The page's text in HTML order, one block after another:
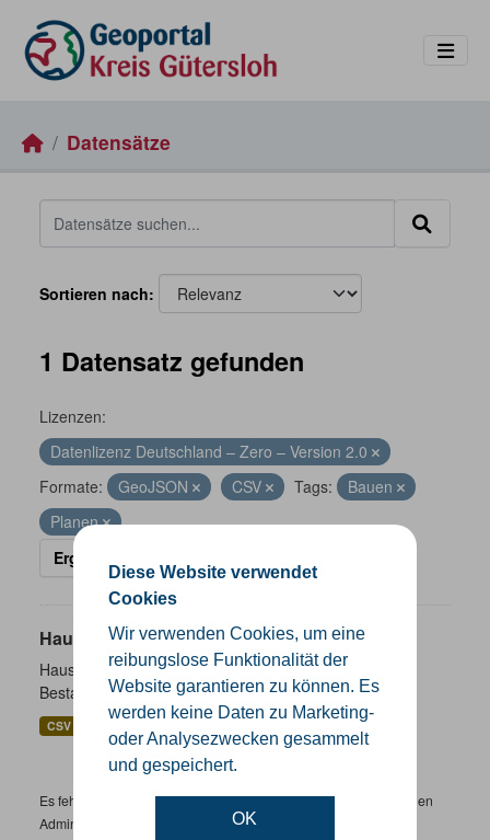
Diese Website verwendet
Cookies
Wir verwenden Cookies, um eine
reibungslose Funktionalität der
Website garantieren zu können. Es
werden keine Daten zu Marketing-
oder Analysezwecken gesammelt
und gespeichert.
OK
Datensätze
Sortieren nach
1 Datensatz gefunden
Lizenzen:
Datenlizenz Deutschland – Zero – Version 2.0
Formate:
GeoJSON CSV Tags:
Bauen
Planen
Ergebnisse filtern
Hausnummernkoordinaten
Hausnummernkoordinaten abgeleitet aus dem ALKIS-
Bestand
CSV
Es fehlen spezifische Datensätze? Wenden Sie sich bitte an einen
Administrator unter:
support.gis@kreis-guetersloh.de